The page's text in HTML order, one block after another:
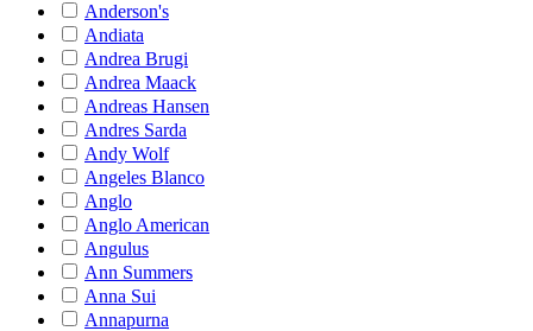
Anderson's
Andiata
Andrea Brugi
Andrea Maack
Andreas Hansen
Andres Sarda
Andy Wolf
Angeles Blanco
Anglo
Anglo American
Angulus
Ann Summers
Anna Sui
Annapurna